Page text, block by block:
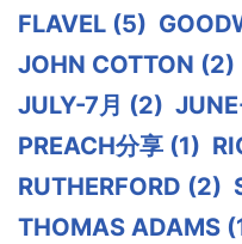
FLAVEL (5)
JOHN COTTON (2)
JULY-7月 (2)
PREACH分享 (1)
RUTHERFORD (2)
THOMAS ADAMS